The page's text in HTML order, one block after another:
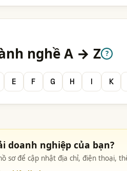
nghề A → Z ?
E F G H I K
doanh nghiệp của bạn?
sơ để cập nhật địa chỉ, điện thoại,